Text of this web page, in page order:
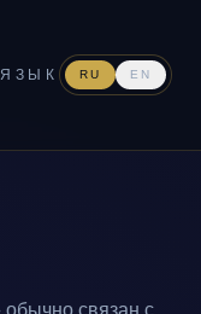
ЯЗЫК RU EN
связан с